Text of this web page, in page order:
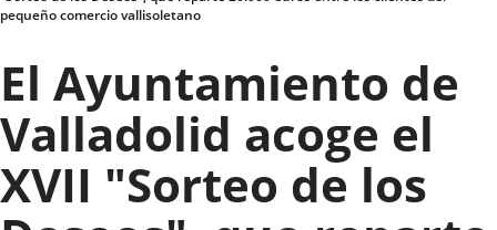
de
Valladolid
pequeño comercio vallisoletano
El Ayuntamiento de
Valladolid acoge el
XVII "Sorteo de los